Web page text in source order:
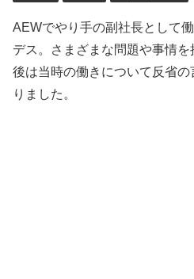
AEWでやり手の副社長として
デス。さまざまな問題や事情
後は当時の働きについて反省
りました。